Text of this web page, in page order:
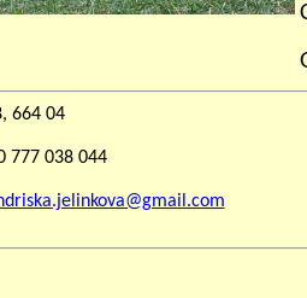
664 04
777 038 044